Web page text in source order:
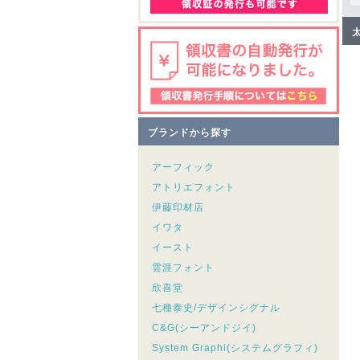
ブランドから探す
アーフィック
アトリエフォント
伊藤印材店
イワタ
イースト
雲涯フォント
欣喜堂
七種泰史/デザインシグナル
C&G(シーアンドジイ)
System Graphi(システムグラフィ)